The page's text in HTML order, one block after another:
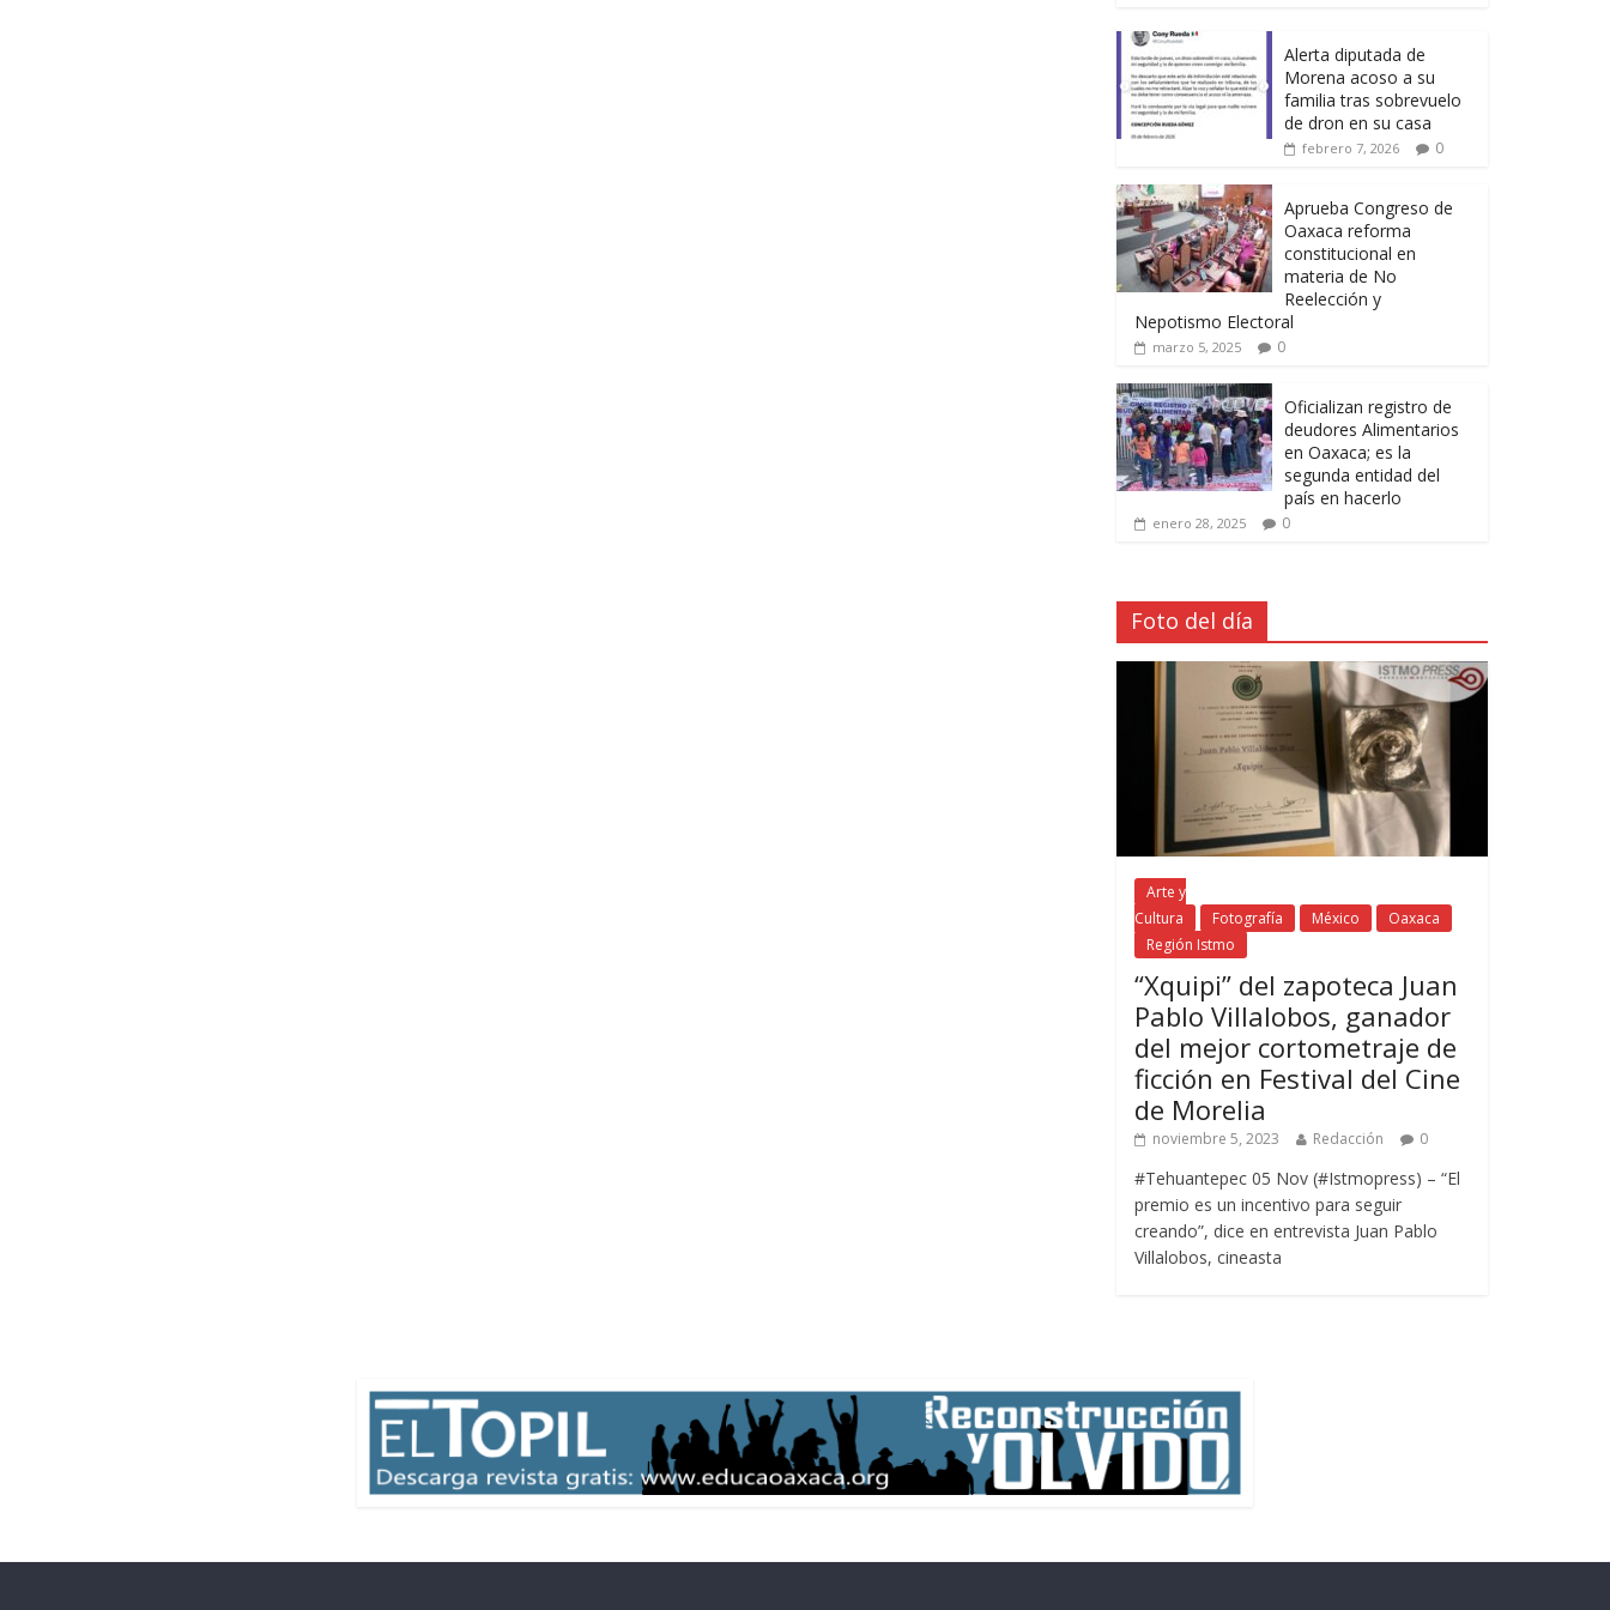
Alerta diputada de
Morena acoso a su
familia tras sobrevuelo
de dron en su casa
febrero 7, 2026 0
Aprueba Congreso de
Oaxaca reforma
constitucional en
materia de No
Reelección y
Nepotismo Electoral
marzo 5, 2025 0
Oficializan registro de
deudores Alimentarios
en Oaxaca; es la
segunda entidad del
país en hacerlo
enero 28, 2025 0
Foto del día
Arte y
Cultura
Fotografía México
Oaxaca
Región Istmo
“Xquipi” del zapoteca Juan
Pablo Villalobos, ganador
del mejor cortometraje de
ficción en Festival del Cine
de Morelia
noviembre 5, 2023 Redacción 0
#Tehuantepec 05 Nov (#Istmopress) – “El
premio es un incentivo para seguir
creando”, dice en entrevista Juan Pablo
Villalobos, cineasta